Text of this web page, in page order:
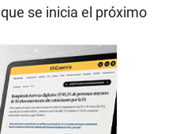
se inicia el próximo